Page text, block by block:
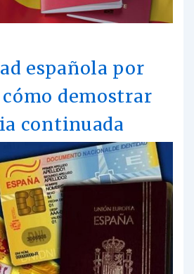
española por
demostrar
continuada